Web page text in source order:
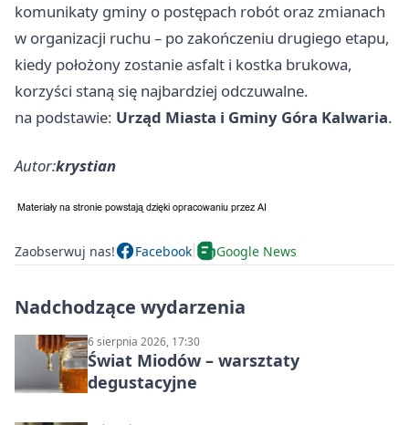
komunikaty gminy o postępach robót oraz zmianach
w organizacji ruchu – po zakończeniu drugiego etapu,
kiedy położony zostanie asfalt i kostka brukowa,
korzyści staną się najbardziej odczuwalne.
na podstawie: Urząd Miasta i Gminy Góra Kalwaria.
Autor:krystian
Zaobserwuj nas! Facebook Google News
Nadchodzące wydarzenia
6 sierpnia 2026, 17:30
Świat Miodów – warsztaty
degustacyjne